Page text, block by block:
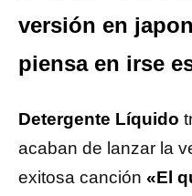
versión en
piensa en irse
Detergente Líquido
acaban de lanzar la
exitosa canción «El